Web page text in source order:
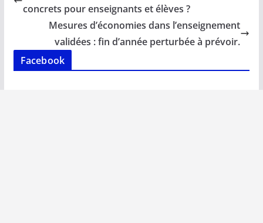
o
o
k
A
p
p
dI
n
Li
n
k
er
concrets pour enseignants et élèves ?
Mesures d’économies dans l’enseignement
validées : fin d’année perturbée à prévoir.
Facebook